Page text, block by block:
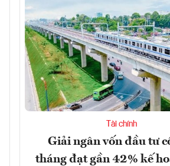
Tài chính
Giải ngân vốn đầu tư
tháng đạt gần 42% kế